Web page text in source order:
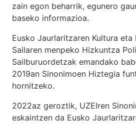
zain egon beharrik, egunero
baseko informazioa.
Eusko Jaurlaritzaren Kultura
Sailaren menpeko Hizkuntza
Sailburuordetzak emandako
2019an Sinonimoen Hiztegia
hornitzeko.
2022az geroztik, UZEIren
eskaintzen da Eusko